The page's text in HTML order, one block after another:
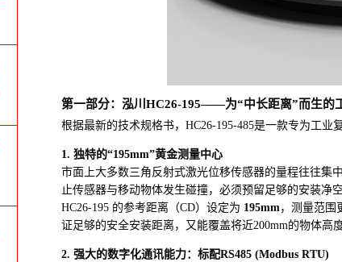
第一部分：泓川HC26-195——为“中长距离”而生的
根据最新的技术规格书，HC26-195-485是一款专为工业
1. 独特的“195mm”黄金测量中心
市面上大多数三角反射式激光位移传感器的量程往往集
止传感器与移动物体发生碰撞，必须预留足够的安装净空
HC26-195 的参考距离（CD）设定为 195mm，测量范围
证足够的安全安装距离，又能覆盖将近200mm的物体高
2. 强大的数字化通讯能力：标配RS485 (Modbus RTU)